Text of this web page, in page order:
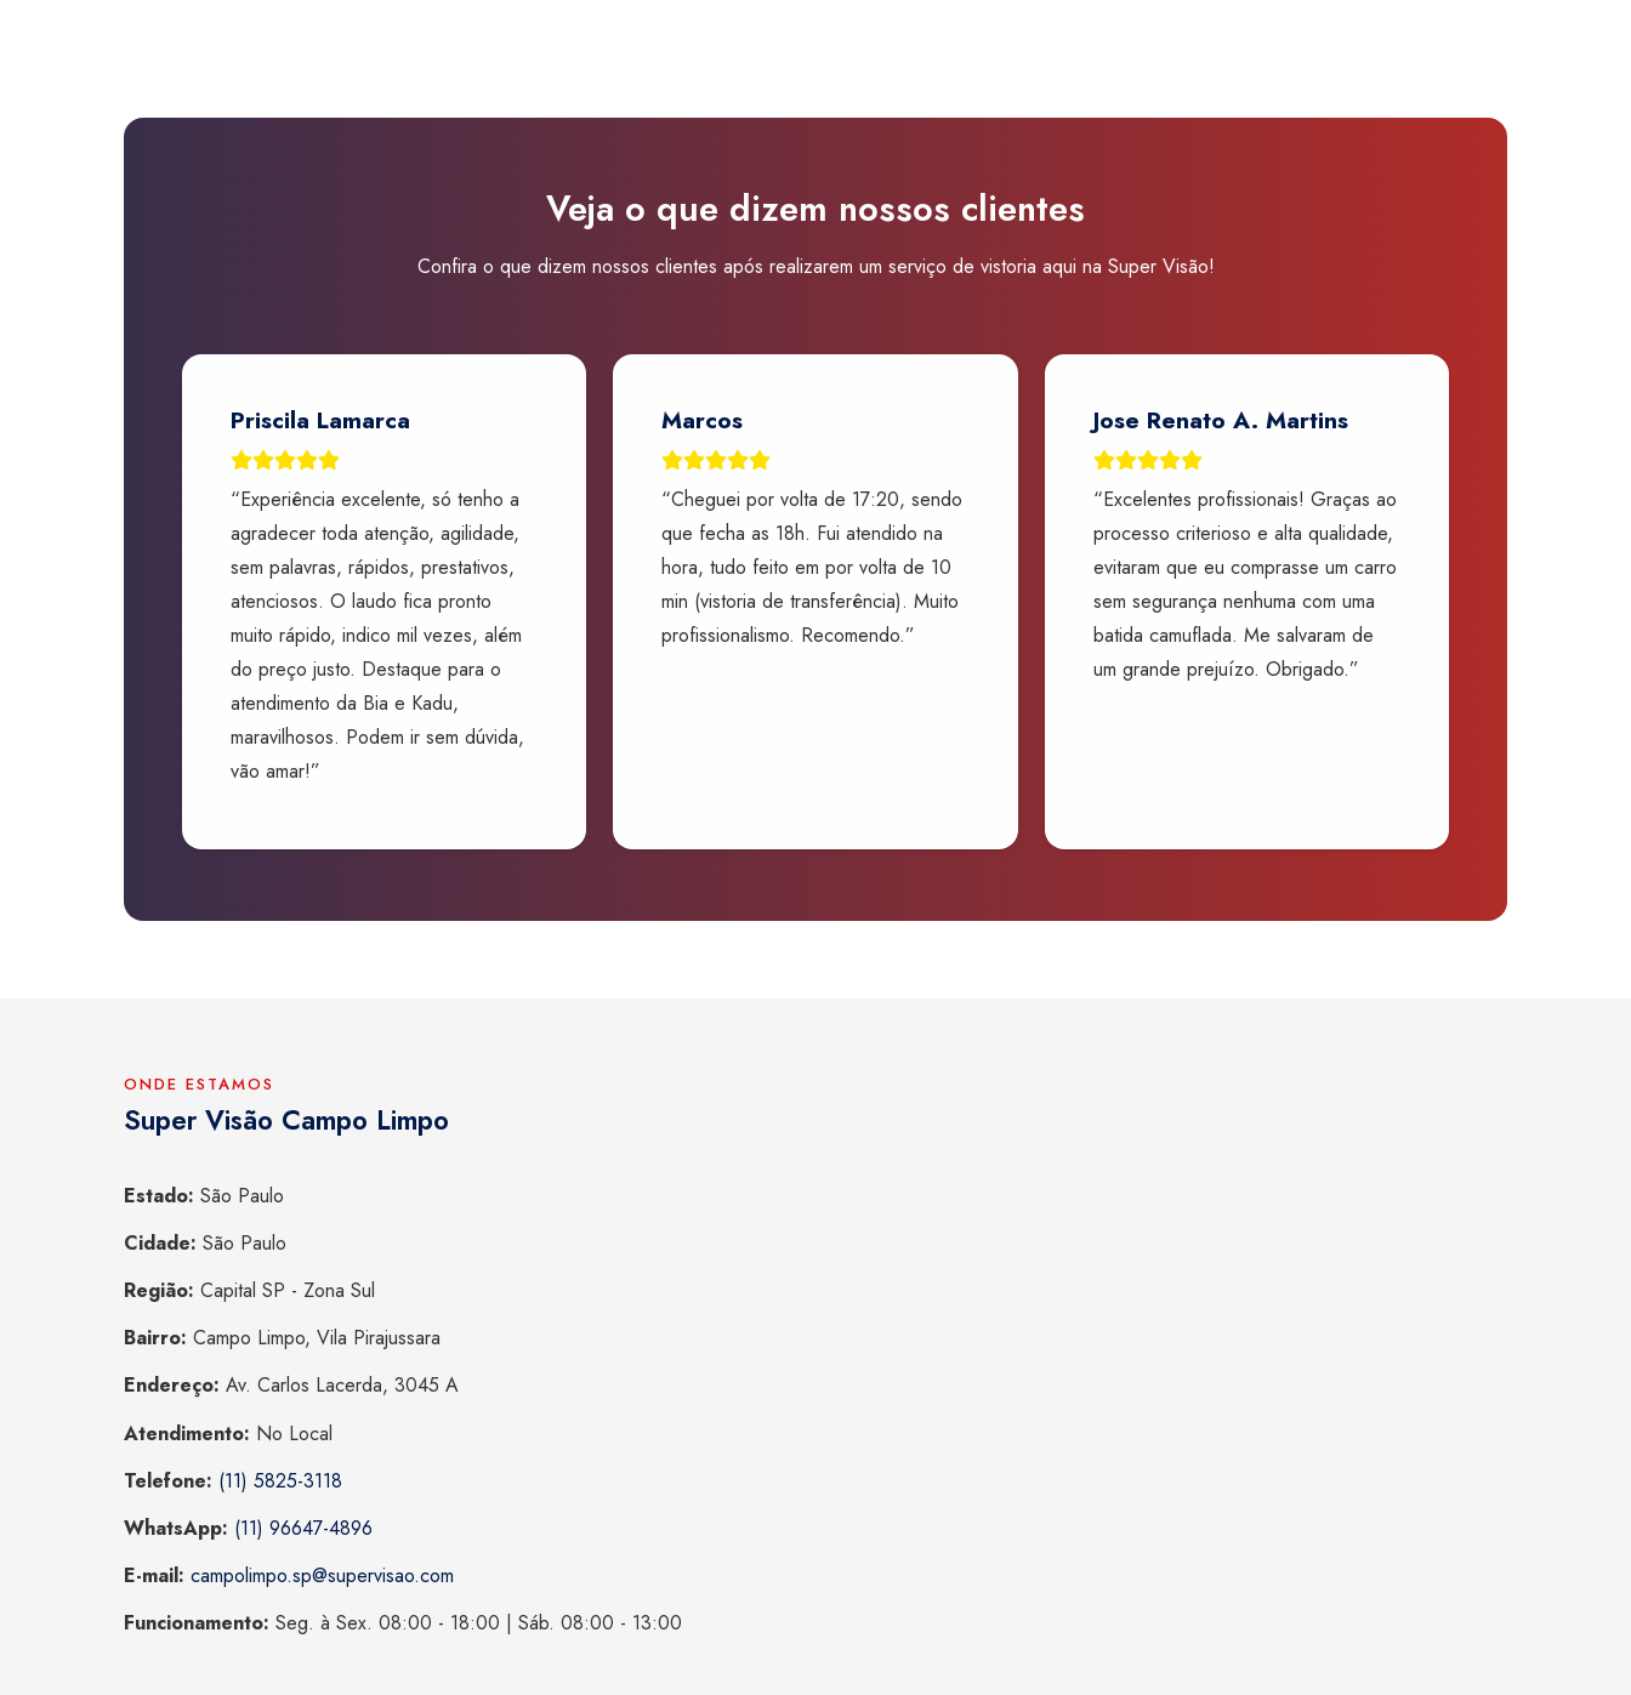
quantidade
Veja o que dizem nossos clientes
Confira o que dizem nossos clientes após realizarem um serviço de vistoria aqui na Super Visão!
Priscila Lamarca
“Experiência excelente, só tenho a
agradecer toda atenção, agilidade,
sem palavras, rápidos, prestativos,
atenciosos. O laudo fica pronto
muito rápido, indico mil vezes, além
do preço justo. Destaque para o
atendimento da Bia e Kadu,
maravilhosos. Podem ir sem dúvida,
vão amar!”
Marcos
“Cheguei por volta de 17:20, sendo
que fecha as 18h. Fui atendido na
hora, tudo feito em por volta de 10
min (vistoria de transferência). Muito
profissionalismo. Recomendo.”
Jose Renato A. Martins
“Excelentes profissionais! Graças ao
processo criterioso e alta qualidade,
evitaram que eu comprasse um carro
sem segurança nenhuma com uma
batida camuflada. Me salvaram de
um grande prejuízo. Obrigado.”
ONDE ESTAMOS
Super Visão Campo Limpo
Estado: São Paulo
Cidade: São Paulo
Região: Capital SP - Zona Sul
Bairro: Campo Limpo, Vila Pirajussara
Endereço: Av. Carlos Lacerda, 3045 A
Atendimento: No Local
Telefone: (11) 5825-3118
WhatsApp: (11) 96647-4896
E-mail: campolimpo.sp@supervisao.com
Funcionamento: Seg. à Sex. 08:00 - 18:00 | Sáb. 08:00 - 13:00